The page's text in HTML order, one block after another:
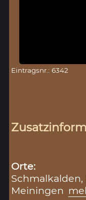
Eintragsnr.: 6342
Orte:
Schmalkalden,
Meiningen